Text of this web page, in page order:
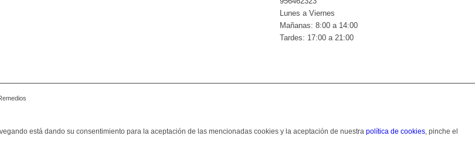
Lunes a Viernes
Mañanas: 8:00 a 14:00
Tardes: 17:00 a 21:00
está dando su consentimiento para la aceptación de las mencionadas cookies y la aceptación de nuestra política de cookies, pinche el